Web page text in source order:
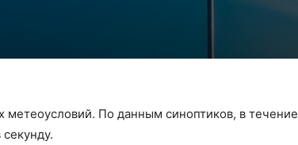
метеоусловий. По данным синоптиков, в течение